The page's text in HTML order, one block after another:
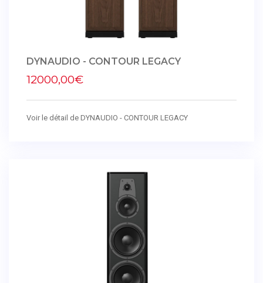
DYNAUDIO - CONTOUR LEGACY
12000,00€
Voir le détail de DYNAUDIO - CONTOUR LEGACY